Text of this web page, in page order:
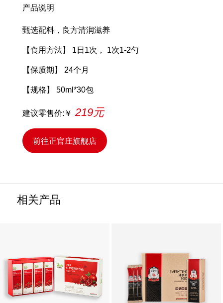
产品说明
甄选配料，良方清润滋养
【食用方法】 1日1次， 1次1-2勺
【保质期】 24个月
【规格】 50ml*30包
建议零售价:￥ 219元
前往正官庄旗舰店
相关产品